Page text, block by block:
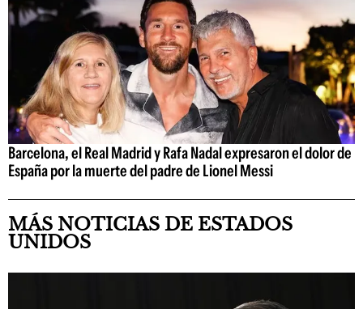
Barcelona, el Real Madrid y Rafa Nadal expresaron el dolor de
España por la muerte del padre de Lionel Messi
MÁS NOTICIAS DE ESTADOS
UNIDOS